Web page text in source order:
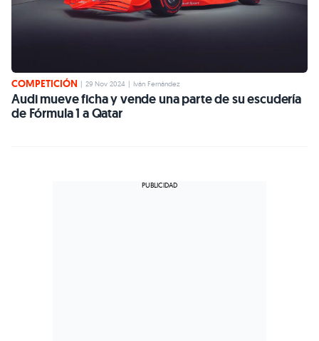
COMPETICIÓN | 29 Nov 2024 | Iván Fernández
Audi mueve ficha y vende una parte de su escudería
de Fórmula 1 a Qatar